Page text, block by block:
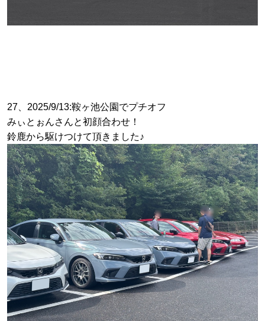
27、2025/9/13:鞍ヶ池公園でプチオフ
みぃとぉんさんと初顔合わせ！
鈴鹿から駆けつけて頂きました♪